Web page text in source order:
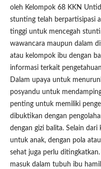
oleh Kelompok 68 KKN
stunting telah berpartisipasi
tinggi untuk mencegah
wawancara maupun dalam
atau kelompok ibu dengan
informasi terkait
Dalam upaya untuk
posyandu untuk
penting untuk memiliki
dibuktikan dengan
dengan gizi balita. Selain
untuk anak, dengan pola
sehat juga perlu
masuk dalam tubuh ibu